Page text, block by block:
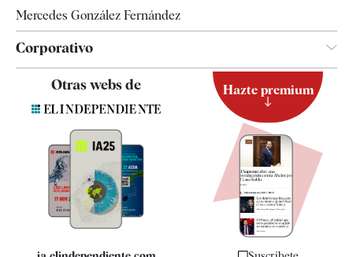
Mercedes González Fernández
Corporativo
Quiénes somos
Especificaciones
Otras webs de Hazte premium